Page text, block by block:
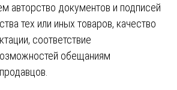
авторство документов и подписей
тех или иных товаров, качество
соответствие
обещаниям